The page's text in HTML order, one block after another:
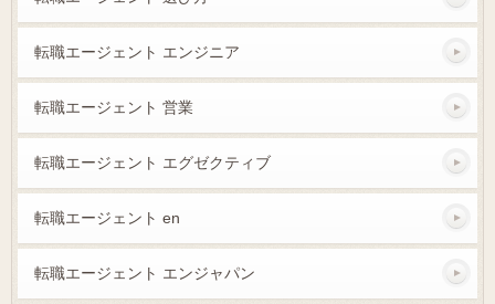
転職エージェント エンジニア
転職エージェント 営業
転職エージェント エグゼクティブ
転職エージェント en
転職エージェント エンジャパン